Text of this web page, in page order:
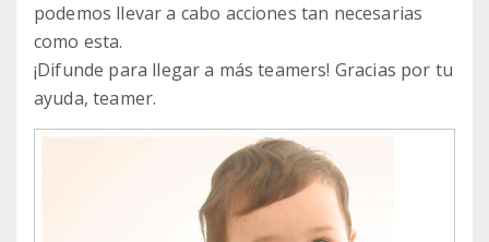
podemos llevar a cabo acciones tan necesarias
como esta.
¡Difunde para llegar a más teamers! Gracias por tu
ayuda, teamer.